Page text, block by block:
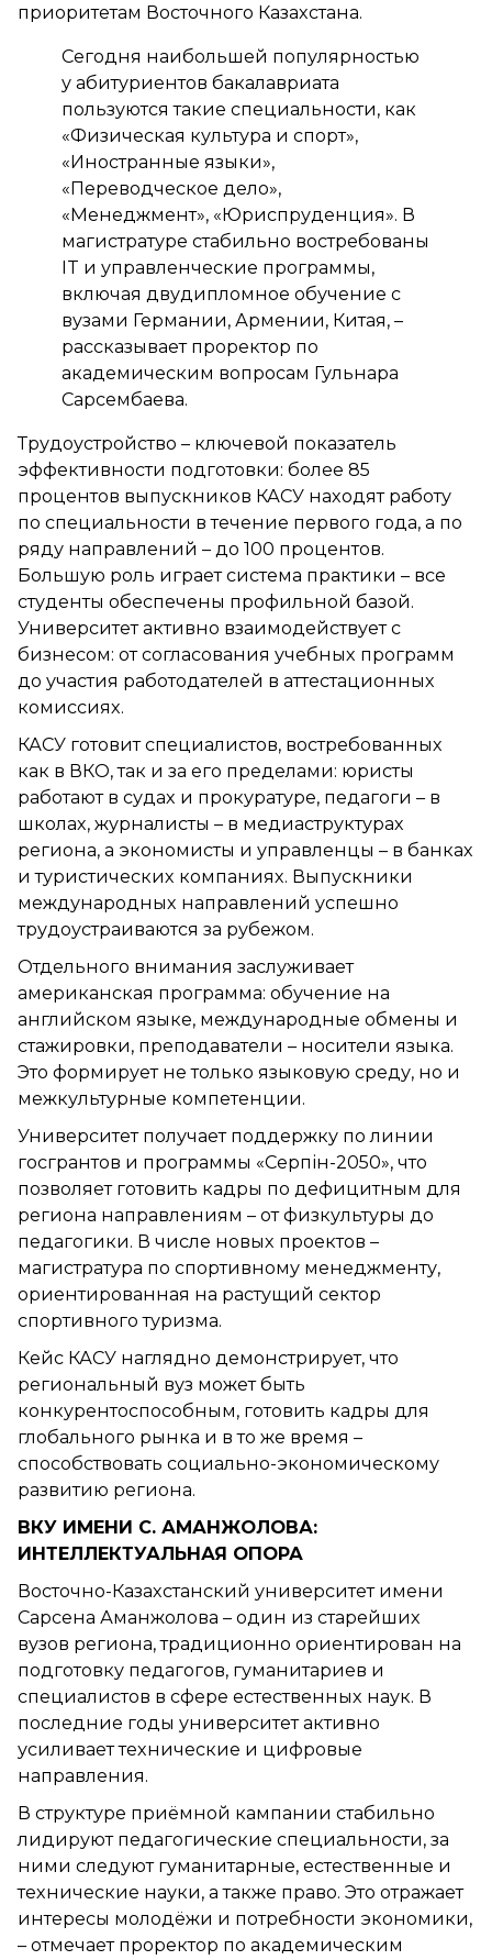
приоритетам Восточного Казахстана.
Сегодня наибольшей популярностью
у абитуриентов бакалавриата
пользуются такие специальности, как
«Физическая культура и спорт»,
«Иностранные языки»,
«Переводческое дело»,
«Менеджмент», «Юриспруденция». В
магистратуре стабильно востребованы
IT и управленческие программы,
включая двудипломное обучение с
вузами Германии, Армении, Китая, –
рассказывает проректор по
академическим вопросам Гульнара
Сарсембаева.
Трудоустройство – ключевой показатель
эффективности подготовки: более 85
процентов выпускников КАСУ находят работу
по специальности в течение первого года, а по
ряду направлений – до 100 процентов.
Большую роль играет система практики – все
студенты обеспечены профильной базой.
Университет активно взаимодействует с
бизнесом: от согласования учебных программ
до участия работодателей в аттестационных
комиссиях.
КАСУ готовит специалистов, востребованных
как в ВКО, так и за его пределами: юристы
работают в судах и прокуратуре, педагоги – в
школах, журналисты – в медиаструктурах
региона, а экономисты и управленцы – в банках
и туристических компаниях. Выпускники
международных направлений успешно
трудоустраиваются за рубежом.
Отдельного внимания заслуживает
американская программа: обучение на
английском языке, международные обмены и
стажировки, преподаватели – носители языка.
Это формирует не только языковую среду, но и
межкультурные компетенции.
Университет получает поддержку по линии
госгрантов и программы «Серпін-2050», что
позволяет готовить кадры по дефицитным для
региона направлениям – от физкультуры до
педагогики. В числе новых проектов –
магистратура по спортивному менеджменту,
ориентированная на растущий сектор
спортивного туризма.
Кейс КАСУ наглядно демонстрирует, что
региональный вуз может быть
конкурентоспособным, готовить кадры для
глобального рынка и в то же время –
способствовать социально-экономическому
развитию региона.
ВКУ ИМЕНИ С. АМАНЖОЛОВА:
ИНТЕЛЛЕКТУАЛЬНАЯ ОПОРА
Восточно-Казахстанский университет имени
Сарсена Аманжолова – один из старейших
вузов региона, традиционно ориентирован на
подготовку педагогов, гуманитариев и
специалистов в сфере естественных наук. В
последние годы университет активно
усиливает технические и цифровые
направления.
В структуре приёмной кампании стабильно
лидируют педагогические специальности, за
ними следуют гуманитарные, естественные и
технические науки, а также право. Это отражает
интересы молодёжи и потребности экономики,
– отмечает проректор по академическим